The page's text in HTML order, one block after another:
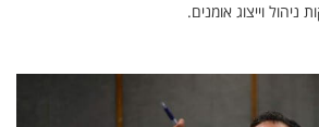
וייצוג אומנים.